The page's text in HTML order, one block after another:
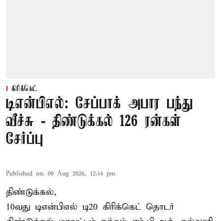
கிரிக்கெட்
டிஎன்பிஎல்: சேப்பாக் அபார பந்து
வீச்சு - திண்டுக்கல் 126 ரன்கள்
சேர்ப்பு
Published on: 09 Aug 2026, 12:14 pm
திண்டுக்கல்,
10வது டிஎன்பிஎல் டி20 கிரிக்கெட் தொடர்